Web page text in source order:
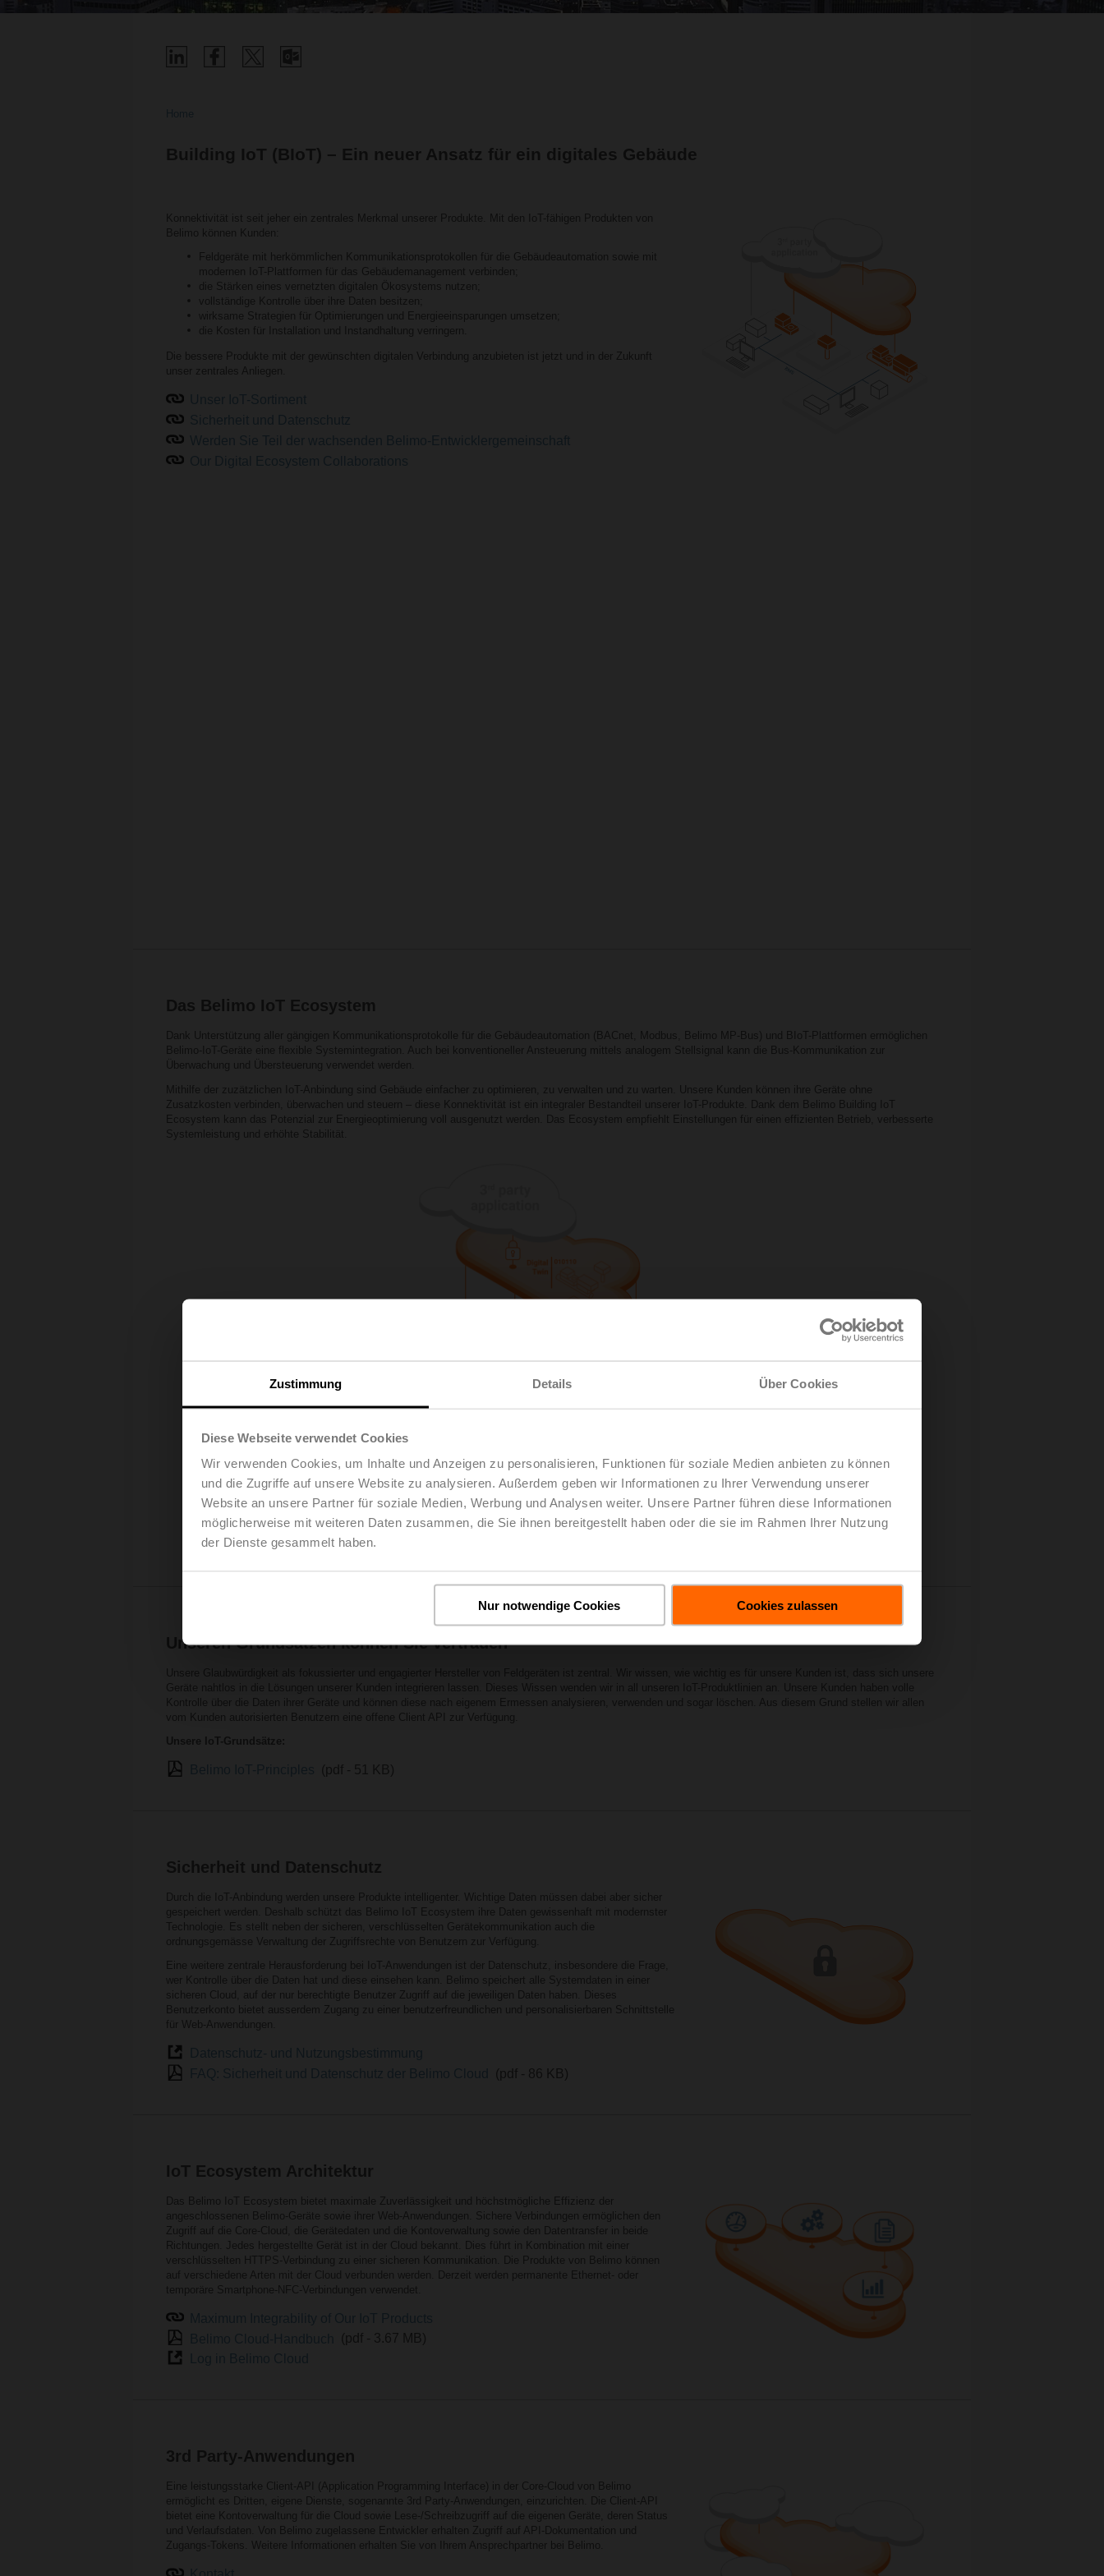
Zustimmung Details Über Cookies
Diese Webseite verwendet Cookies
Wir verwenden Cookies, um Inhalte und Anzeigen zu personalisieren, Funktionen für soziale Medien anbieten zu können
und die Zugriffe auf unsere Website zu analysieren. Außerdem geben wir Informationen zu Ihrer Verwendung unserer
Website an unsere Partner für soziale Medien, Werbung und Analysen weiter. Unsere Partner führen diese Informationen
möglicherweise mit weiteren Daten zusammen, die Sie ihnen bereitgestellt haben oder die sie im Rahmen Ihrer Nutzung
der Dienste gesammelt haben.
Nur notwendige Cookies Cookies zulassen
Building IoT (BIoT) – Ein neuer Ansatz für ein digitales Gebäude
Konnektivität ist seit jeher ein zentrales Merkmal unserer Produkte. Mit den IoT-fähigen Produkten von
Belimo können Kunden:
Feldgeräte mit herkömmlichen Kommunikationsprotokollen für die Gebäudeautomation sowie mit
modernen IoT-Plattformen für das Gebäudemanagement verbinden;
die Stärken eines vernetzten digitalen Ökosystems nutzen;
vollständige Kontrolle über ihre Daten besitzen;
wirksame Strategien für Optimierungen und Energieeinsparungen umsetzen;
die Kosten für Installation und Instandhaltung verringern.
Die bessere Produkte mit der gewünschten digitalen Verbindung anzubieten ist jetzt und in der Zukunft
unser zentrales Anliegen.
Das Belimo IoT Ecosystem
Dank Unterstützung aller gängigen Kommunikationsprotokolle für die Gebäudeautomation (BACnet, Modbus, Belimo MP-Bus) und BIoT-Plattformen ermöglichen
Belimo-IoT-Geräte eine flexible Systemintegration. Auch bei konventioneller Ansteuerung mittels analogem Stellsignal kann die Bus-Kommunikation zur
Überwachung und Übersteuerung verwendet werden.
Mithilfe der zuzätzlichen IoT-Anbindung sind Gebäude einfacher zu optimieren, zu verwalten und zu warten. Unsere Kunden können ihre Geräte ohne
Zusatzkosten verbinden, überwachen und steuern – diese Konnektivität ist ein integraler Bestandteil unserer IoT-Produkte. Dank dem Belimo Building IoT
Ecosystem kann das Potenzial zur Energieoptimierung voll ausgenutzt werden. Das Ecosystem empfiehlt Einstellungen für einen effizienten Betrieb, verbesserte
Systemleistung und erhöhte Stabilität.
Unseren Grundsätzen können Sie vertrauen
Geräte nahtlos in die Lösungen unserer Kunden integrieren lassen. Dieses Wissen wenden wir in all unseren IoT-Produktlinien an. Unsere Kunden haben volle
Kontrolle über die Daten ihrer Geräte und können diese nach eigenem Ermessen analysieren, verwenden und sogar löschen. Aus diesem Grund stellen wir allen
vom Kunden autorisierten Benutzern eine offene Client API zur Verfügung.
Unsere IoT-Grundsätze:
(pdf - 51 KB)
Sicherheit und Datenschutz
Durch die IoT-Anbindung werden unsere Produkte intelligenter. Wichtige Daten müssen dabei aber sicher
gespeichert werden. Deshalb schützt das Belimo IoT Ecosystem ihre Daten gewissenhaft mit modernster
Technologie. Es stellt neben der sicheren, verschlüsselten Gerätekommunikation auch die
ordnungsgemässe Verwaltung der Zugriffsrechte von Benutzern zur Verfügung.
Eine weitere zentrale Herausforderung bei IoT-Anwendungen ist der Datenschutz, insbesondere die Frage,
wer Kontrolle über die Daten hat und diese einsehen kann. Belimo speichert alle Systemdaten in einer
sicheren Cloud, auf der nur berechtigte Benutzer Zugriff auf die jeweiligen Daten haben. Dieses
Benutzerkonto bietet ausserdem Zugang zu einer benutzerfreundlichen und personalisierbaren Schnittstelle
für Web-Anwendungen.
(pdf - 86 KB)
IoT Ecosystem Architektur
Das Belimo IoT Ecosystem bietet maximale Zuverlässigkeit und höchstmögliche Effizienz der
angeschlossenen Belimo-Geräte sowie ihrer Web-Anwendungen. Sichere Verbindungen ermöglichen den
Zugriff auf die Core-Cloud, die Gerätedaten und die Kontoverwaltung sowie den Datentransfer in beide
Richtungen. Jedes hergestellte Gerät ist in der Cloud bekannt. Dies führt in Kombination mit einer
verschlüsselten HTTPS-Verbindung zu einer sicheren Kommunikation. Die Produkte von Belimo können
auf verschiedene Arten mit der Cloud verbunden werden. Derzeit werden permanente Ethernet- oder
temporäre Smartphone-NFC-Verbindungen verwendet.
(pdf - 3.67 MB)
3rd Party-Anwendungen
Eine leistungsstarke Client-API (Application Programming Interface) in der Core-Cloud von Belimo
ermöglicht es Dritten, eigene Dienste, sogenannte 3rd Party-Anwendungen, einzurichten. Die Client-API
bietet eine Kontoverwaltung für die Cloud sowie Lese-/Schreibzugriff auf die eigenen Geräte, deren Status
und Verlaufsdaten. Von Belimo zugelassene Entwickler erhalten Zugriff auf API-Dokumentation und
Zugangs-Tokens. Weitere Informationen erhalten Sie von Ihrem Ansprechpartner bei Belimo.